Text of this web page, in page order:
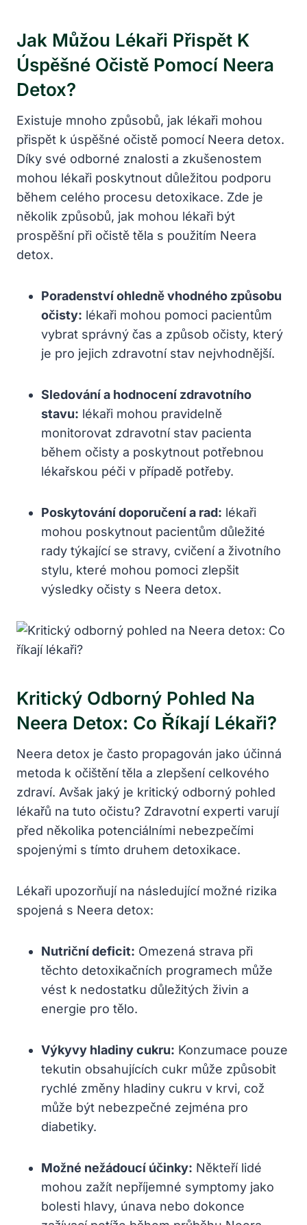
Jak Můžou Lékaři Přispět K
Úspěšné Očistě Pomocí Neera
Detox?
Existuje mnoho způsobů, jak lékaři mohou
přispět k úspěšné očistě pomocí Neera detox.
Díky své odborné znalosti a zkušenostem
mohou lékaři poskytnout důležitou podporu
během celého procesu detoxikace. Zde je
několik způsobů, jak mohou lékaři být
prospěšní při očistě těla s použitím Neera
detox.
Poradenství ohledně vhodného způsobu
očisty: lékaři mohou pomoci pacientům
vybrat správný čas a způsob očisty, který
je pro jejich zdravotní stav nejvhodnější.
Sledování a hodnocení zdravotního
stavu: lékaři mohou pravidelně
monitorovat zdravotní stav pacienta
během očisty a poskytnout potřebnou
lékařskou péči v případě potřeby.
Poskytování doporučení a rad: lékaři
mohou poskytnout pacientům důležité
rady týkající se stravy, cvičení a životního
stylu, které mohou pomoci zlepšit
výsledky očisty s Neera detox.
Kritický Odborný Pohled Na
Neera Detox: Co Říkají Lékaři?
Neera detox je často propagován jako účinná
metoda k očištění těla a zlepšení celkového
zdraví. Avšak jaký je kritický odborný pohled
lékařů na tuto očistu? Zdravotní experti varují
před několika potenciálními nebezpečími
spojenými s tímto druhem detoxikace.
Lékaři upozorňují na následující možné rizika
spojená s Neera detox:
Nutriční deficit: Omezená strava při
těchto detoxikačních programech může
vést k nedostatku důležitých živin a
energie pro tělo.
Výkyvy hladiny cukru: Konzumace pouze
tekutin obsahujících cukr může způsobit
rychlé změny hladiny cukru v krvi, což
může být nebezpečné zejména pro
diabetiky.
Možné nežádoucí účinky: Někteří lidé
mohou zažít nepříjemné symptomy jako
bolesti hlavy, únava nebo dokonce